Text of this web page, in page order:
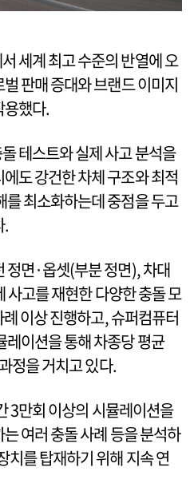
세계 최고 수준의 반열에 오
판매 증대와 브랜드 이미지
용했다.
테스트와 실제 사고 분석을
도 강건한 차체 구조와 최적
를 최소화하는데 중점을 두고
.
정면·옵셋(부분 정면), 차대
사고를 재현한 다양한 충돌 모
이상 진행하고, 슈퍼컴퓨터
레이션을 통해 차종당 평균
정을 거치고 있다.
3만회 이상의 시뮬레이션을
여러 충돌 사례 등을 분석하
치를 탑재하기 위해 지속 연